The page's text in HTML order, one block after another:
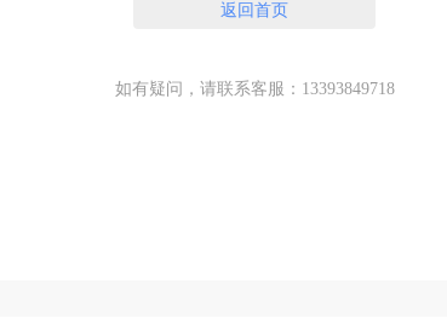
返回首页
如有疑问，请联系客服：13393849718